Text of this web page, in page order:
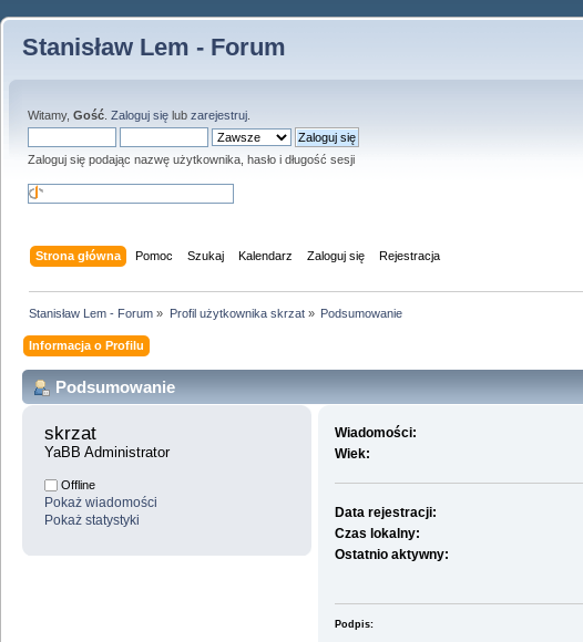
Stanisław Lem - Forum
Witamy, Gość Zaloguj się lub zarejestruj
Zaloguj się podając nazwę użytkownika, hasło i długość sesji
Strona główna Pomoc Szukaj Kalendarz Zaloguj się Rejestracja
Stanisław Lem - Forum » Profil użytkownika skrzat» Podsumowanie
Informacja o Profilu
Podsumowanie
skrzat
YaBB Administrator
Offline
Pokaż wiadomości
Pokaż statystyki
Wiadomości:
Wiek:
Data rejestracji:
Czas lokalny:
Ostatnio aktywny:
Podpis: